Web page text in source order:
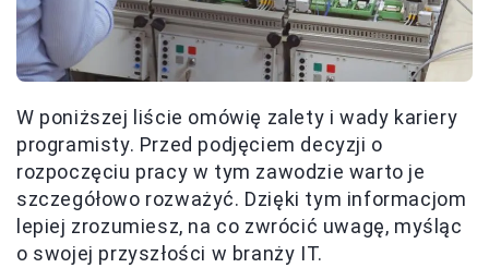
W poniższej liście omówię zalety i wady kariery
programisty. Przed podjęciem decyzji o
rozpoczęciu pracy w tym zawodzie warto je
szczegółowo rozważyć. Dzięki tym informacjom
lepiej zrozumiesz, na co zwrócić uwagę, myśląc
o swojej przyszłości w branży IT.